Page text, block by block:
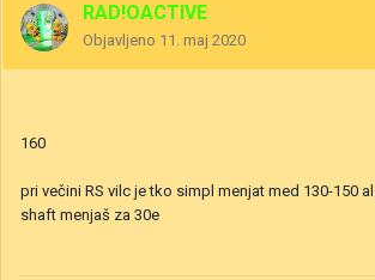
RAD!OACTIVE
Objavljeno 11. maj 2020
160
pri večini RS vilc je tko simpl menjat med 130-150
shaft menjaš za 30e